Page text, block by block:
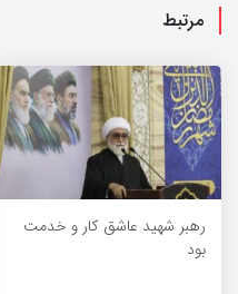
مرتبط
رهبر شهید عاشق کار و خدمت
بود